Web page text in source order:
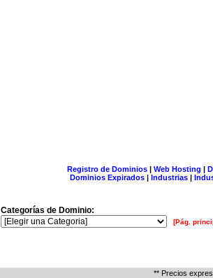
Registro de Dominios| Web Hosting |
Dominios Expirados | Industrias |
Categorías de Dominio:
[Pág.
** Precios